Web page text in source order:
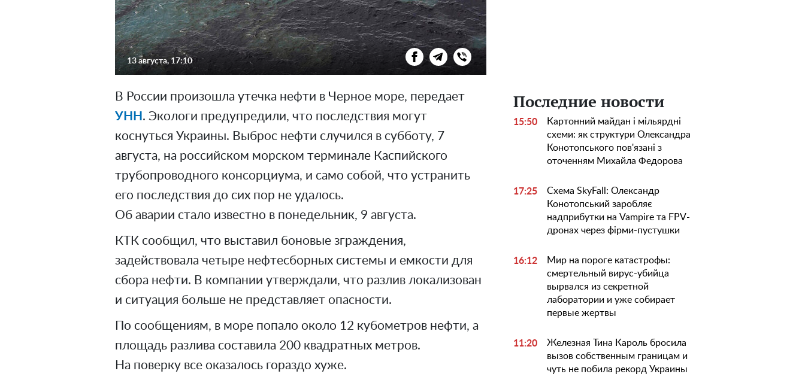
13 августа, 17:10
В России произошла утечка нефти в Черное море, передает
УНН . Экологи предупредили, что последствия могут
коснуться Украины. Выброс нефти случился в субботу, 7
августа, на российском морском терминале Каспийского
трубопроводного консорциума, и само собой, что устранить
его последствия до сих пор не удалось.
Об аварии стало известно в понедельник, 9 августа.
КТК сообщил, что выставил боновые зграждения,
задействовала четыре нефтесборных системы и емкости для
сбора нефти. В компании утверждали, что разлив локализован
и ситуация больше не представляет опасности.
По сообщениям, в море попало около 12 кубометров нефти, а
площадь разлива составила 200 квадратных метров.
На поверку все оказалось гораздо хуже.
Последние новости
15:50
Картонний майдан і мільярдні
схеми: як структури Олександра
Конотопського пов'язані з
оточенням Михайла Федорова
17:25
Схема SkyFall: Олександр
Конотопський заробляє
надприбутки на Vampire та FPV-
дронах через фірми-пустушки
16:12
Мир на пороге катастрофы:
смертельный вирус-убийца
вырвался из секретной
лаборатории и уже собирает
первые жертвы
11:20
Железная Тина Кароль бросила
вызов собственным границам и
чуть не побила рекорд Украины